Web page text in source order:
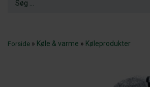
Forside » Køle & varme » Køleprodukter